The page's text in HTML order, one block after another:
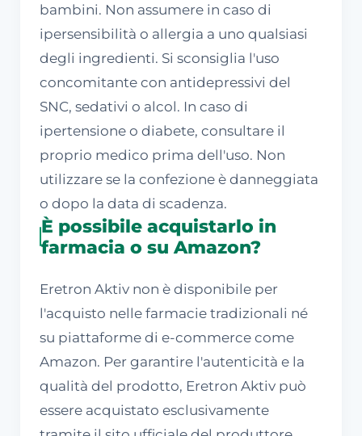
bambini. Non assumere in caso di
ipersensibilità o allergia a uno qualsiasi
degli ingredienti. Si sconsiglia l'uso
concomitante con antidepressivi del
SNC, sedativi o alcol. In caso di
ipertensione o diabete, consultare il
proprio medico prima dell'uso. Non
utilizzare se la confezione è danneggiata
o dopo la data di scadenza.
È possibile acquistarlo in
farmacia o su Amazon?
Eretron Aktiv non è disponibile per
l'acquisto nelle farmacie tradizionali né
su piattaforme di e-commerce come
Amazon. Per garantire l'autenticità e la
qualità del prodotto, Eretron Aktiv può
essere acquistato esclusivamente